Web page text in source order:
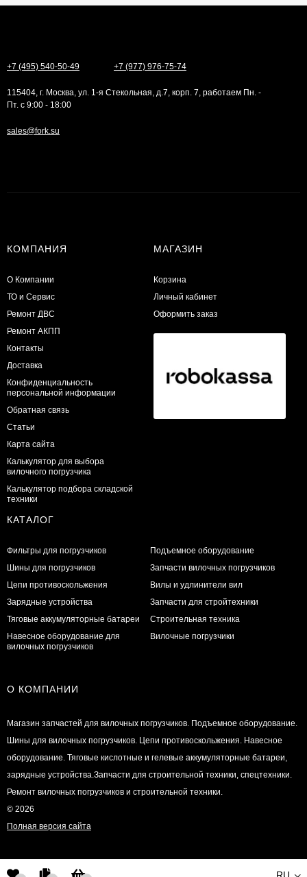
+7 (495) 540-50-49 +7 (977) 976-75-74
115404, г. Москва, ул. 1-я Стекольная, д.7, корп. 7, работаем Пн. -
Пт. с 9:00 - 18:00
sales@fork.su
КОМПАНИЯ
О Компании
ТО и Сервис
​Ремонт ДВС
Ремонт АКПП
Контакты
Доставка
Конфиденциальность
персональной информации
Обратная связь
Статьи
Карта сайта
Калькулятор для выбора
вилочного погрузчика
Калькулятор подбора складской
техники
МАГАЗИН
Корзина
Личный кабинет
Оформить заказ
КАТАЛОГ
Фильтры для погрузчиков
Шины для погрузчиков
Цепи противоскольжения
Зарядные устройства
Тяговые аккумуляторные батареи
Навесное оборудование для
вилочных погрузчиков
Подъемное оборудование
Запчасти вилочных погрузчиков
Вилы и удлинители вил
Запчасти для стройтехники
Строительная техника
Вилочные погрузчики
О КОМПАНИИ
Магазин запчастей для вилочных погрузчиков. Подъемное оборудование.
Шины для вилочных погрузчиков. Цепи противоскольжения. Навесное
оборудование. Тяговые кислотные и гелевые аккумуляторные батареи,
зарядные устройства.Запчасти для строительной техники, спецтехники.
Ремонт вилочных погрузчиков и строительной техники.
© 2026
Полная версия сайта